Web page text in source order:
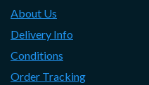
About Us
Delivery Info
Conditions
Order Tracking